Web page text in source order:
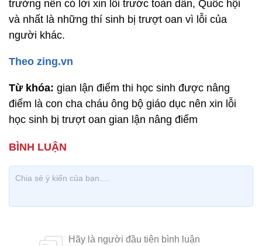
trưởng nên có lời xin lỗi trước toàn dân, Quốc hội
và nhất là những thí sinh bị trượt oan vì lỗi của
người khác.
Theo zing.vn
Từ khóa: gian lận điểm thi học sinh được nâng
điểm là con cha cháu ông bộ giáo dục nên xin lỗi
học sinh bị trượt oan gian lận nâng điểm